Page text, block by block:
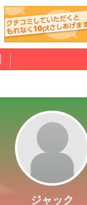
ジャック